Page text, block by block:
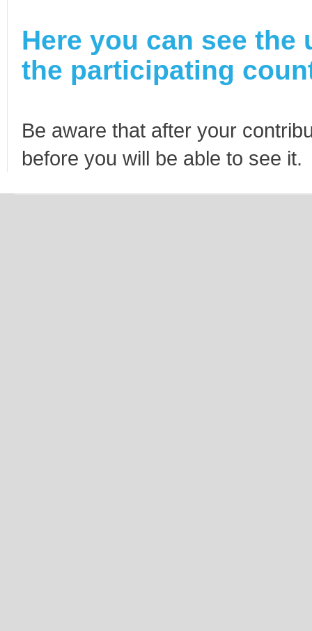
Here you can see
the participating
Be aware that after your
before you will be able to see it.